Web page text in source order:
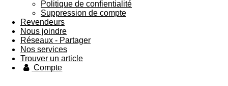
Politique de confientialité
Suppression de compte
Revendeurs
Nous joindre
Réseaux - Partager
Nos services
Trouver un article
Compte